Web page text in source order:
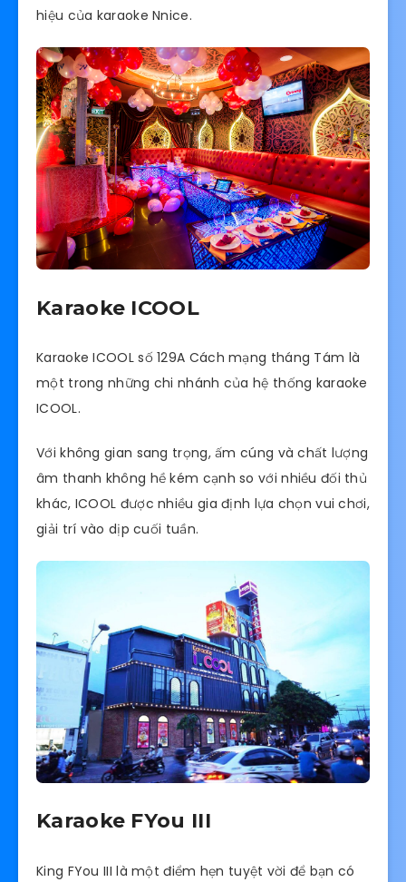
hiệu của karaoke Nnice.
Karaoke ICOOL
Karaoke ICOOL số 129A Cách mạng tháng Tám là
một trong những chi nhánh của hệ thống karaoke
ICOOL.
Với không gian sang trọng, ấm cúng và chất lượng
âm thanh không hề kém cạnh so với nhiều đối thủ
khác, ICOOL được nhiều gia định lựa chọn vui chơi,
giải trí vào dịp cuối tuần.
Karaoke FYou III
King FYou III là một điểm hẹn tuyệt vời để bạn có